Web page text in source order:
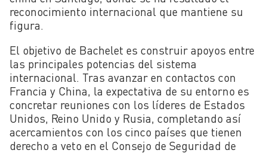
reconocimiento internacional que mantiene su
figura.
El objetivo de Bachelet es construir apoyos entre
las principales potencias del sistema
internacional. Tras avanzar en contactos con
Francia y China, la expectativa de su entorno es
concretar reuniones con los líderes de Estados
Unidos, Reino Unido y Rusia, completando así
acercamientos con los cinco países que tienen
derecho a veto en el Consejo de Seguridad de